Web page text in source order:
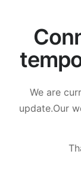
We are
update.Our